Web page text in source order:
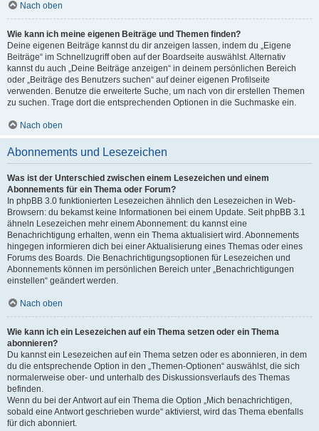
Nach oben
Wie kann ich meine eigenen Beiträge und Themen finden?
Deine eigenen Beiträge kannst du dir anzeigen lassen, indem du „Eigene
Beiträge“ im Schnellzugriff oben auf der Boardseite auswählst. Alternativ
kannst du auch „Deine Beiträge anzeigen“ in deinem persönlichen Bereich
oder „Beiträge des Benutzers suchen“ auf deiner eigenen Profilseite
verwenden. Benutze die erweiterte Suche, um nach von dir erstellen Themen
zu suchen. Trage dort die entsprechenden Optionen in die Suchmaske ein.
Nach oben
Abonnements und Lesezeichen
Was ist der Unterschied zwischen einem Lesezeichen und einem
Abonnements für ein Thema oder Forum?
In phpBB 3.0 funktionierten Lesezeichen ähnlich den Lesezeichen in Web-
Browsern: du bekamst keine Informationen bei einem Update. Seit phpBB 3.1
ähneln Lesezeichen mehr einem Abonnement: du kannst eine
Benachrichtigung erhalten, wenn ein Thema aktualisiert wird. Abonnements
hingegen informieren dich bei einer Aktualisierung eines Themas oder eines
Forums des Boards. Die Benachrichtigungsoptionen für Lesezeichen und
Abonnements können im persönlichen Bereich unter „Benachrichtigungen
einstellen“ geändert werden.
Nach oben
Wie kann ich ein Lesezeichen auf ein Thema setzen oder ein Thema
abonnieren?
Du kannst ein Lesezeichen auf ein Thema setzen oder es abonnieren, in dem
du die entsprechende Option in den „Themen-Optionen“ auswählst, die sich
normalerweise ober- und unterhalb des Diskussionsverlaufs des Themas
befinden.
Wenn du bei der Antwort auf ein Thema die Option „Mich benachrichtigen,
sobald eine Antwort geschrieben wurde“ aktivierst, wird das Thema ebenfalls
für dich abonniert.